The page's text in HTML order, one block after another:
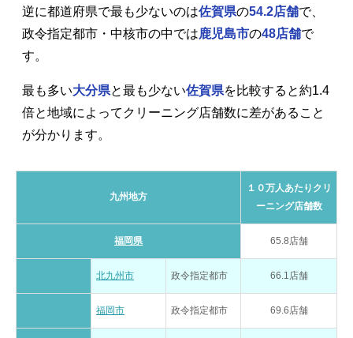
逆に都道府県で最も少ないのは佐賀県の54.2店舗で、
政令指定都市・中核市の中では鹿児島市の48店舗で
す。
最も多い大分県と最も少ない佐賀県を比較すると約1.4
倍と地域によってクリーニング店舗数に差があること
が分かります。
九州地方
１０万人あたりクリ
ーニング店舗数
福岡県 65.8店舗
北九州市 政令指定都市 66.1店舗
福岡市 政令指定都市 69.6店舗